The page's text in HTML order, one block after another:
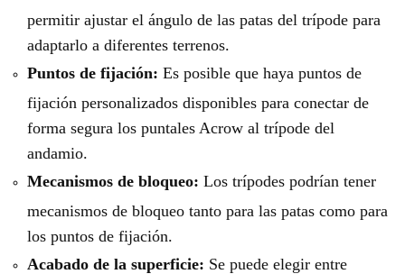
permitir ajustar el ángulo de las patas del trípode para
adaptarlo a diferentes terrenos.
Puntos de fijación: Es posible que haya puntos de
fijación personalizados disponibles para conectar de
forma segura los puntales Acrow al trípode del
andamio.
Mecanismos de bloqueo: Los trípodes podrían tener
mecanismos de bloqueo tanto para las patas como para
los puntos de fijación.
Acabado de la superficie: Se puede elegir entre